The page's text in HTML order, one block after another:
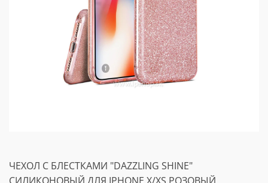
ЧЕХОЛ С БЛЕСТКАМИ "DAZZLING SHINE"